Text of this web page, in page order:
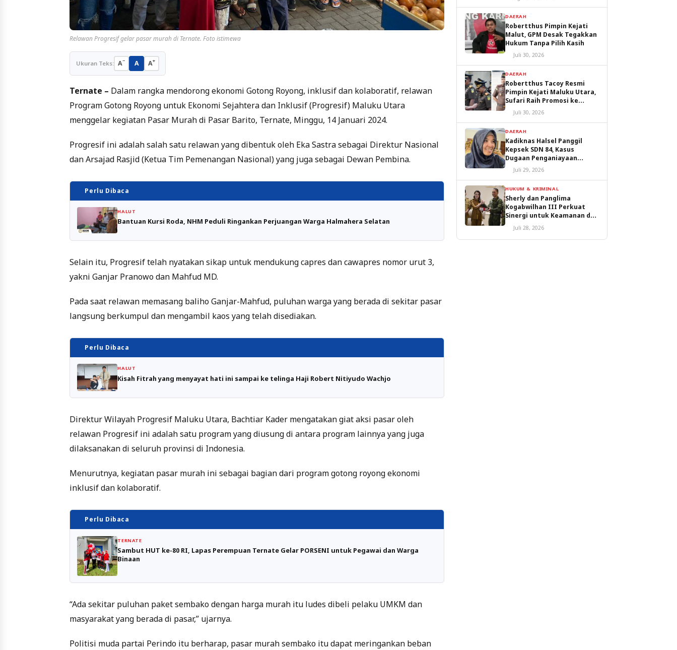
Relawan Progresif gelar pasar murah di Ternate. Foto istimewa
Ukuran Teks: A− A A+
Ternate – Dalam rangka mendorong ekonomi Gotong Royong, inklusif dan kolaboratif, relawan
Program Gotong Royong untuk Ekonomi Sejahtera dan Inklusif (Progresif) Maluku Utara
menggelar kegiatan Pasar Murah di Pasar Barito, Ternate, Minggu, 14 Januari 2024.
Progresif ini adalah salah satu relawan yang dibentuk oleh Eka Sastra sebagai Direktur Nasional
dan Arsajad Rasjid (Ketua Tim Pemenangan Nasional) yang juga sebagai Dewan Pembina.
Perlu Dibaca
HALUT
Bantuan Kursi Roda, NHM Peduli Ringankan Perjuangan Warga Halmahera Selatan
Selain itu, Progresif telah nyatakan sikap untuk mendukung capres dan cawapres nomor urut 3,
yakni Ganjar Pranowo dan Mahfud MD.
Pada saat relawan memasang baliho Ganjar-Mahfud, puluhan warga yang berada di sekitar pasar
langsung berkumpul dan mengambil kaos yang telah disediakan.
Perlu Dibaca
HALUT
Kisah Fitrah yang menyayat hati ini sampai ke telinga Haji Robert Nitiyudo Wachjo
Direktur Wilayah Progresif Maluku Utara, Bachtiar Kader mengatakan giat aksi pasar oleh
relawan Progresif ini adalah satu program yang diusung di antara program lainnya yang juga
dilaksanakan di seluruh provinsi di Indonesia.
Menurutnya, kegiatan pasar murah ini sebagai bagian dari program gotong royong ekonomi
inklusif dan kolaboratif.
Perlu Dibaca
TERNATE
Sambut HUT ke-80 RI, Lapas Perempuan Ternate Gelar PORSENI untuk Pegawai dan Warga
Binaan
“Ada sekitar puluhan paket sembako dengan harga murah itu ludes dibeli pelaku UMKM dan
masyarakat yang berada di pasar,” ujarnya.
Politisi muda partai Perindo itu berharap, pasar murah sembako itu dapat meringankan beban
Depan Ternate dan Maluku
DAERAH
Robertthus Pimpin Kejati
Malut, GPM Desak Tegakkan
Hukum Tanpa Pilih Kasih
Juli 30, 2026
DAERAH
Robertthus Tacoy Resmi
Pimpin Kejati Maluku Utara,
Sufari Raih Promosi ke
Kejaksaan Agung
Juli 30, 2026
DAERAH
Kadiknas Halsel Panggil
Kepsek SDN 84, Kasus
Dugaan Penganiayaan
Diproses
Juli 29, 2026
HUKUM & KRIMINAL
Sherly dan Panglima
Kogabwilhan III Perkuat
Sinergi untuk Keamanan dan
Pembangunan Malut
Juli 28, 2026